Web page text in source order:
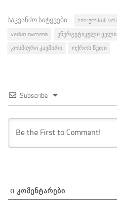
საკვანძო სიტყვები: energetikuli veli
veduri rwmena
ენერგეტიკული ველი
კოსმიური კავშირი
ოქროს წუთი
Subscribe
0 ᲙᲝᲛᲔᲜᲢᲐᲠᲔᲑᲘ